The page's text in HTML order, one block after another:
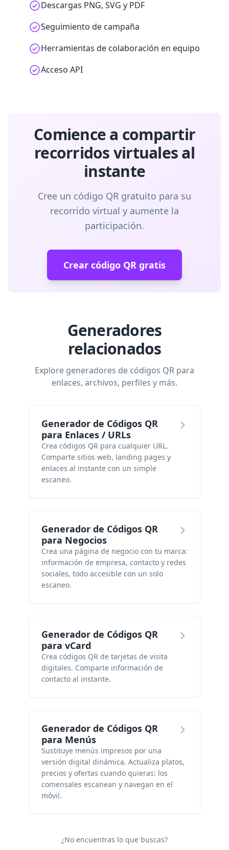
Descargas PNG, SVG y PDF
Seguimiento de campaña
Herramientas de colaboración en equipo
Acceso API
Comience a compartir
recorridos virtuales al
instante
Cree un código QR gratuito para su
recorrido virtual y aumente la
participación.
Crear código QR gratis
Generadores
relacionados
Explore generadores de códigos QR para
enlaces, archivos, perfiles y más.
Generador de Códigos QR
para Enlaces / URLs
Crea códigos QR para cualquier URL.
Comparte sitios web, landing pages y
enlaces al instante con un simple
escaneo.
Generador de Códigos QR
para Negocios
Crea una página de negocio con tu marca:
información de empresa, contacto y redes
sociales, todo accesible con un solo
escaneo.
Generador de Códigos QR
para vCard
Crea códigos QR de tarjetas de visita
digitales. Comparte información de
contacto al instante.
Generador de Códigos QR
para Menús
Sustituye menús impresos por una
versión digital dinámica. Actualiza platos,
precios y ofertas cuando quieras: los
comensales escanean y navegan en el
móvil.
¿No encuentras lo que buscas?